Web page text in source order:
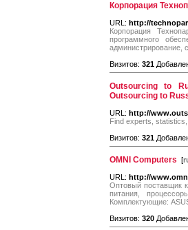
Корпорация
URL: http://
Корпорация
программного
администрирование,
Визитов: 321
Outsourcing to
Outsourcing to
URL: http://
Find experts,
Визитов: 321
OMNI Computers [
URL: http://
Оптовый поставщик
питания,
Комплектующие:
Визитов: 320